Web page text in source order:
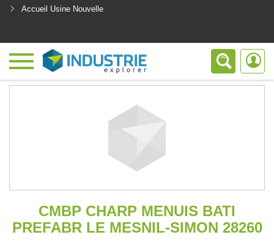
Accueil Usine Nouvelle
CMBP CHARP MENUIS BATI
PREFABR LE MESNIL-SIMON 28260